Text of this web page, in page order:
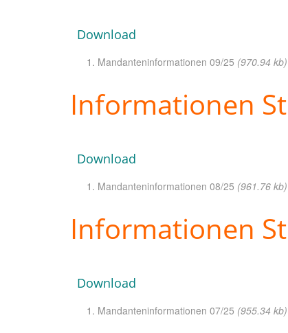
Download
Mandanteninformationen 09/25 (970.94 kb)
Informationen
Download
Mandanteninformationen 08/25 (961.76 kb)
Informationen
Download
Mandanteninformationen 07/25 (955.34 kb)